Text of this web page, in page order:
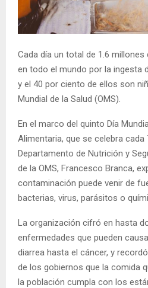
Cada día un total de 1.6 millones
en todo el mundo por la ingesta
y el 40 por ciento de ellos son
Mundial de la Salud (OMS).
En el marco del quinto Día
Alimentaria, que se celebra cada
Departamento de Nutrición y
de la OMS, Francesco Branca,
contaminación puede venir de
bacterias, virus, parásitos o
La organización cifró en hasta
enfermedades que pueden
diarrea hasta el cáncer, y
de los gobiernos que la comida
la población cumpla con los